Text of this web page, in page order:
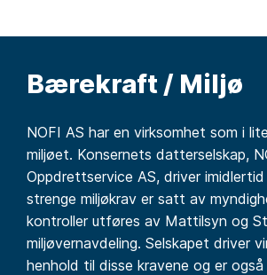
Bærekraft / Miljø
NOFI AS har en virksomhet som i
miljøet. Konsernets datterselskap,
Oppdrettservice AS, driver
strenge miljøkrav er satt av
kontroller utføres av Mattilsyn og
miljøvernavdeling. Selskapet driver
henhold til disse kravene og er